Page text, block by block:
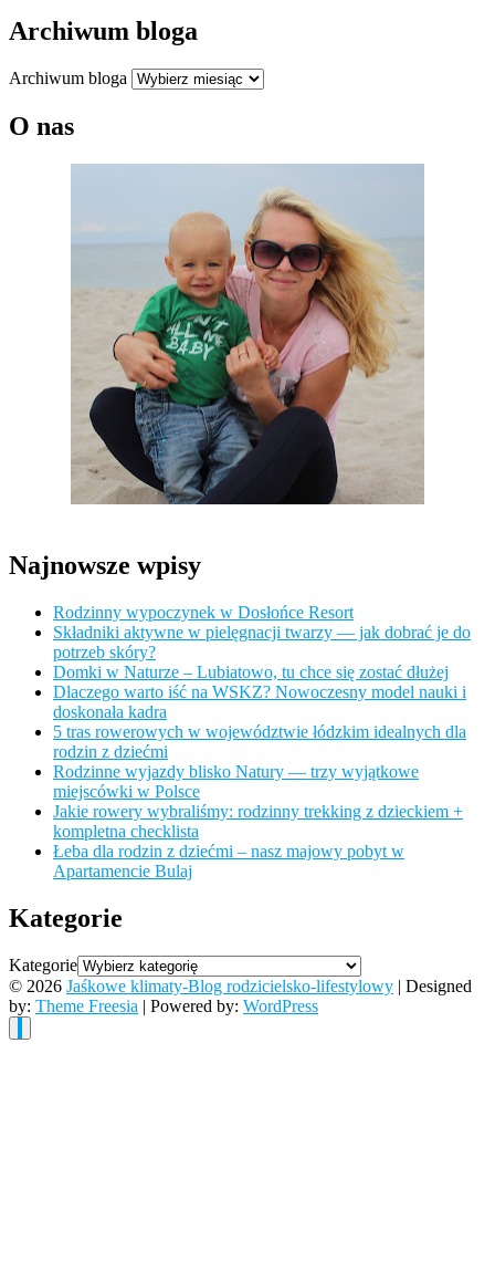
Archiwum bloga
Archiwum bloga
O nas
Najnowsze wpisy
Rodzinny wypoczynek w Dosłońce Resort
Składniki aktywne w pielęgnacji twarzy — jak dobrać je do
potrzeb skóry?
Domki w Naturze – Lubiatowo, tu chce się zostać dłużej
Dlaczego warto iść na WSKZ? Nowoczesny model nauki i
doskonała kadra
5 tras rowerowych w województwie łódzkim idealnych dla
rodzin z dziećmi
Rodzinne wyjazdy blisko Natury — trzy wyjątkowe
miejscówki w Polsce
Jakie rowery wybraliśmy: rodzinny trekking z dzieckiem +
kompletna checklista
Łeba dla rodzin z dziećmi – nasz majowy pobyt w
Apartamencie Bulaj
Kategorie
Kategorie
© 2026 Jaśkowe klimaty-Blog rodzicielsko-lifestylowy | Designed
by: Theme Freesia | Powered by: WordPress